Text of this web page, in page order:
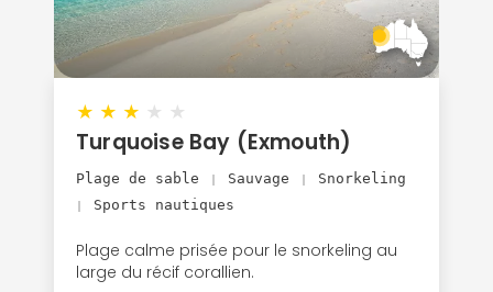
★ ★ ★ ★ ★
Turquoise Bay (Exmouth)
Plage de sable Sauvage Snorkeling
Sports nautiques
Plage calme prisée pour le snorkeling au
large du récif corallien.